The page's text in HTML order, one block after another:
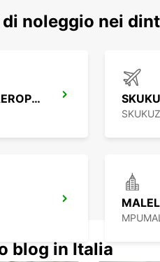
noleggio nei
HOEDSPRUIT EASTGATE AEROPORTO
blog in Italia